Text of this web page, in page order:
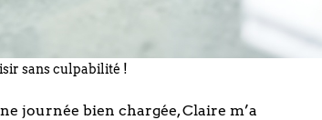
sans culpabilité !
journée bien chargée, Claire m’a